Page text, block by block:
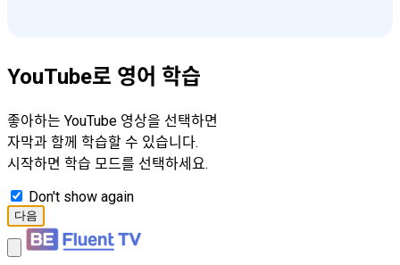
YouTube로 영어 학습
좋아하는 YouTube 영상을 선택하면
자막과 함께 학습할 수 있습니다.
시작하면 학습 모드를 선택하세요.
Don't show again
다음